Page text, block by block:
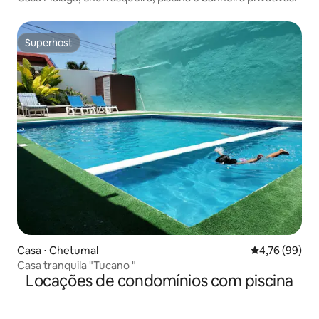
Superhost
Superhost
Casa ⋅ Chetumal 4,76 de uma
4,76 (99)
Casa tranquila "Tucano "
Locações de condomínios com piscina